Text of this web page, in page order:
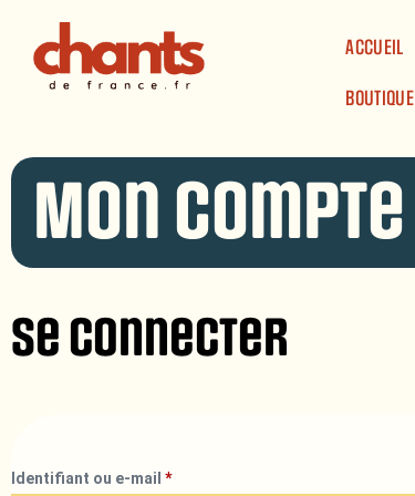
ACCUEIL
BOUTIQUE
Mon compte
Se connecter
Identifiant ou e-mail *